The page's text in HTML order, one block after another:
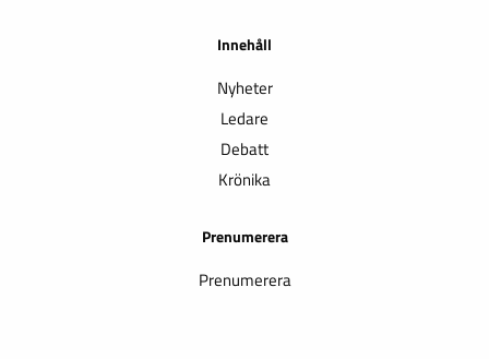
Innehåll
Nyheter
Ledare
Debatt
Krönika
Prenumerera
Prenumerera